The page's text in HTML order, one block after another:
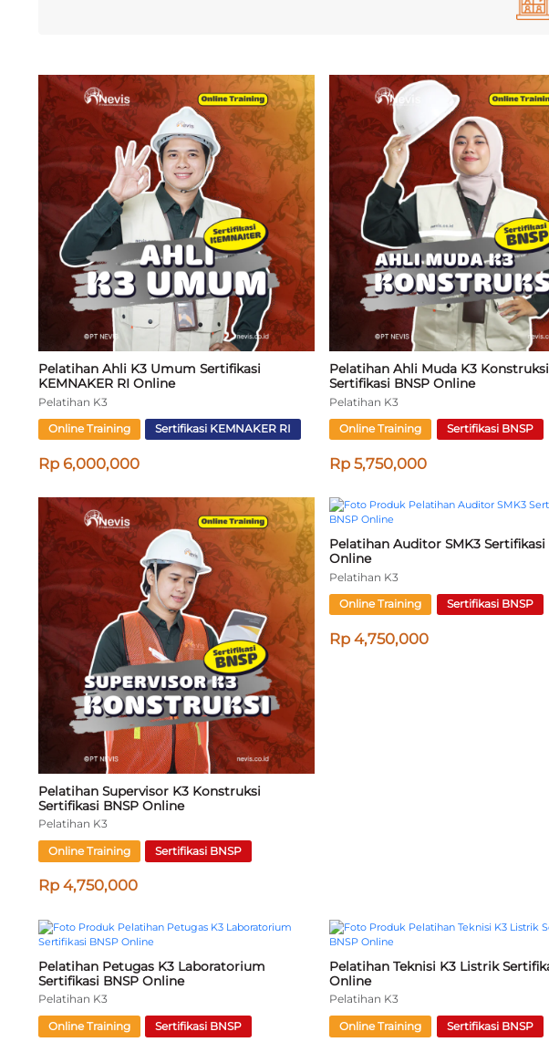
Pelatihan & Sertifikasi
K3
Pelatihan & Sertifikasi
Lingkungan
Jenis
Pelatihan Online
Pelatihan Ahli K3 Umum Sertifikasi
KEMNAKER RI Online
Pelatihan K3
Pelatihan Ahli Muda K3 Konstruksi
Sertifikasi BNSP Online
Pelatihan K3